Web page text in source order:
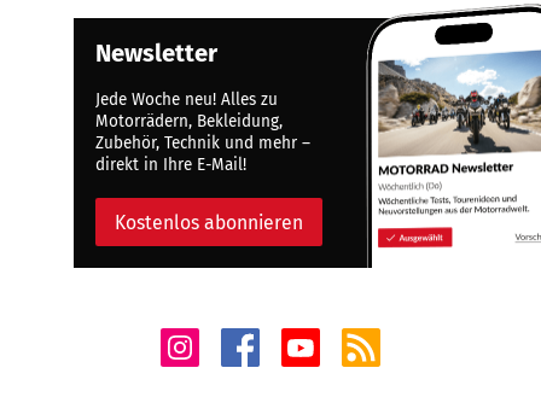
Newsletter
Jede Woche neu! Alles zu
Motorrädern, Bekleidung,
Zubehör, Technik und mehr –
direkt in Ihre E-Mail!
Kostenlos abonnieren